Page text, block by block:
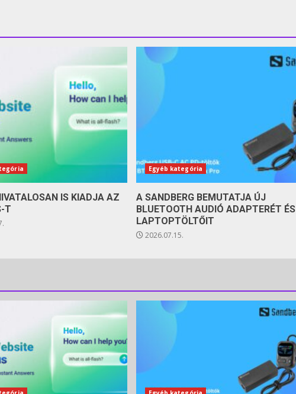
IS KIADJA AZ
T
Egyéb kategória
A SANDBERG BEMUTATJA ÚJ
BLUETOOTH AUDIÓ ADAPTERÉT ÉS
LAPTOPTÖLTŐIT
2026.07.15.